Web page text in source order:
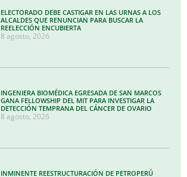
ELECTORADO DEBE CASTIGAR EN LAS URNAS A LOS
ALCALDES QUE RENUNCIAN PARA BUSCAR LA
REELECCIÓN ENCUBIERTA
8 agosto, 2026
INGENIERA BIOMÉDICA EGRESADA DE SAN MARCOS
GANA FELLOWSHIP DEL MIT PARA INVESTIGAR LA
DETECCIÓN TEMPRANA DEL CÁNCER DE OVARIO
8 agosto, 2026
INMINENTE REESTRUCTURACIÓN DE PETROPERÚ